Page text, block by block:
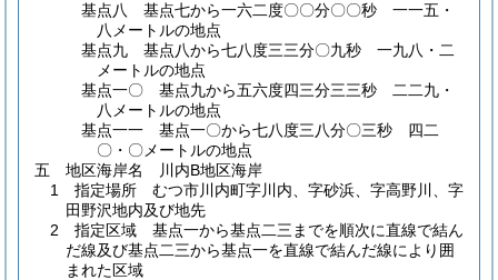
基点八 基点七から一六二度〇〇分〇〇秒 一一五・
八メートルの地点
基点九 基点八から七八度三三分〇九秒 一九八・二
メートルの地点
基点一〇 基点九から五六度四三分三三秒 二二九・
八メートルの地点
基点一一 基点一〇から七八度三八分〇三秒 四二
〇・〇メートルの地点
五 地区海岸名 川内B地区海岸
1 指定場所 むつ市川内町字川内、字砂浜、字高野川、字
田野沢地内及び地先
2 指定区域 基点一から基点二三までを順次に直線で結ん
だ線及び基点二三から基点一を直線で結んだ線により囲
まれた区域